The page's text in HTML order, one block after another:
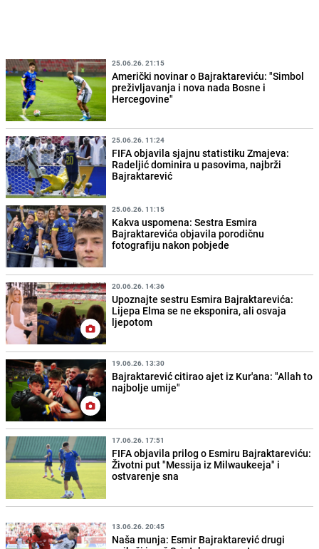
25.06.26. 21:15
Američki novinar o Bajraktareviću: "Simbol
preživljavanja i nova nada Bosne i
Hercegovine"
25.06.26. 11:24
FIFA objavila sjajnu statistiku Zmajeva:
Radeljić dominira u pasovima, najbrži
Bajraktarević
25.06.26. 11:15
Kakva uspomena: Sestra Esmira
Bajraktarevića objavila porodičnu
fotografiju nakon pobjede
20.06.26. 14:36
Upoznajte sestru Esmira Bajraktarevića:
Lijepa Elma se ne eksponira, ali osvaja
ljepotom
19.06.26. 13:30
Bajraktarević citirao ajet iz Kur'ana: "Allah to
najbolje umije"
17.06.26. 17:51
FIFA objavila prilog o Esmiru Bajraktareviću:
Životni put "Messija iz Milwaukeeja" i
ostvarenje sna
13.06.26. 20:45
Naša munja: Esmir Bajraktarević drugi